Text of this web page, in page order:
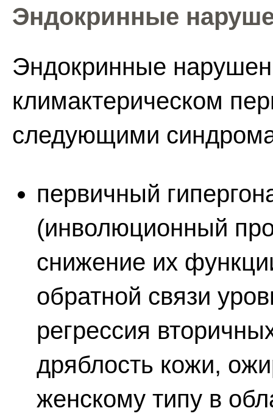
Эндокринные
Эндокринные
климактерическом
следующими
первичный
(инволюционный
снижение их
обратной связи
регрессия
дряблость кожи,
женскому типу в